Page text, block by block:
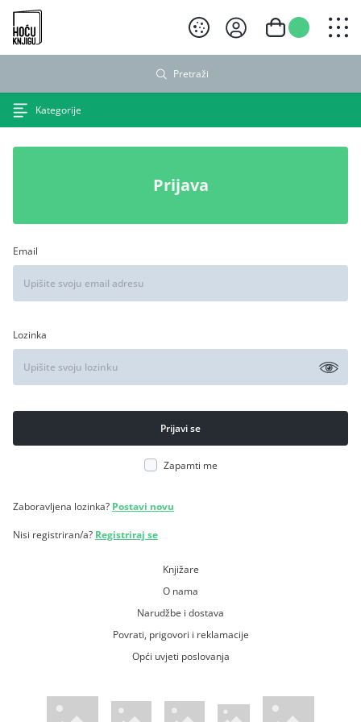
Hoću knjigu crni logo
Pretraži
Kategorije
Prijava
Email
Lozinka
Zapamti me
Zaboravljena lozinka? Postavi novu
Nisi registriran/a? Registriraj se
Knjižare
O nama
Narudžbe i dostava
Povrati, prigovori i reklamacije
Opći uvjeti poslovanja
WsPay web stranicaMaestro web stranicaMastercard web stranicaAmerican Express web stranica
Visa web stranica